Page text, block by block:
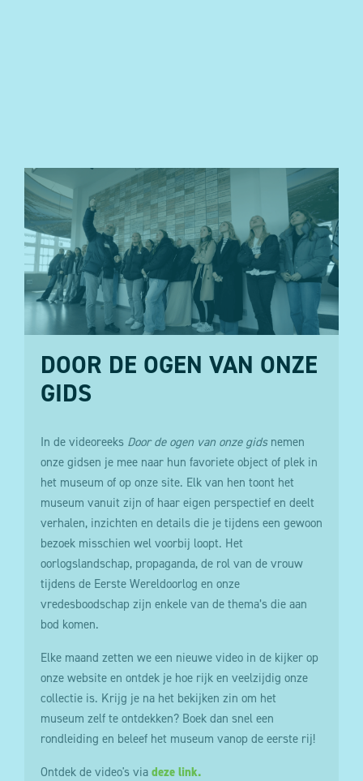
DOOR DE OGEN VAN ONZE
GIDS
In de videoreeks Door de ogen van onze gidsnemen
onze gidsen je mee naar hun favoriete object of plek in
het museum of op onze site. Elk van hen toont het
museum vanuit zijn of haar eigen perspectief en deelt
verhalen, inzichten en details die je tijdens een gewoon
bezoek misschien wel voorbij loopt. Het
oorlogslandschap, propaganda, de rol van de vrouw
tijdens de Eerste Wereldoorlog en onze
vredesboodschap zijn enkele van de thema’s die aan
bod komen.
Elke maand zetten we een nieuwe video in de kijker op
onze website en ontdek je hoe rijk en veelzijdig onze
collectie is. Krijg je na het bekijken zin om het
museum zelf te ontdekken? Boek dan snel een
rondleiding en beleef het museum vanop de eerste rij!
Ontdek de video's via deze link.